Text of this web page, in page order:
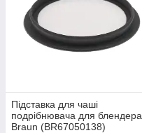
Підставка для чаші
подрібнювача для блендера
Braun (BR67050138)